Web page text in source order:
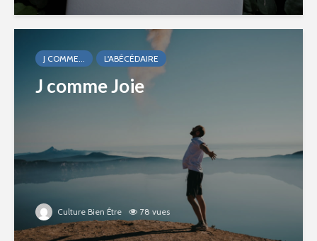
J COMME... L'ABÉCÉDAIRE
J comme Joie
Culture Bien Être 78 vues